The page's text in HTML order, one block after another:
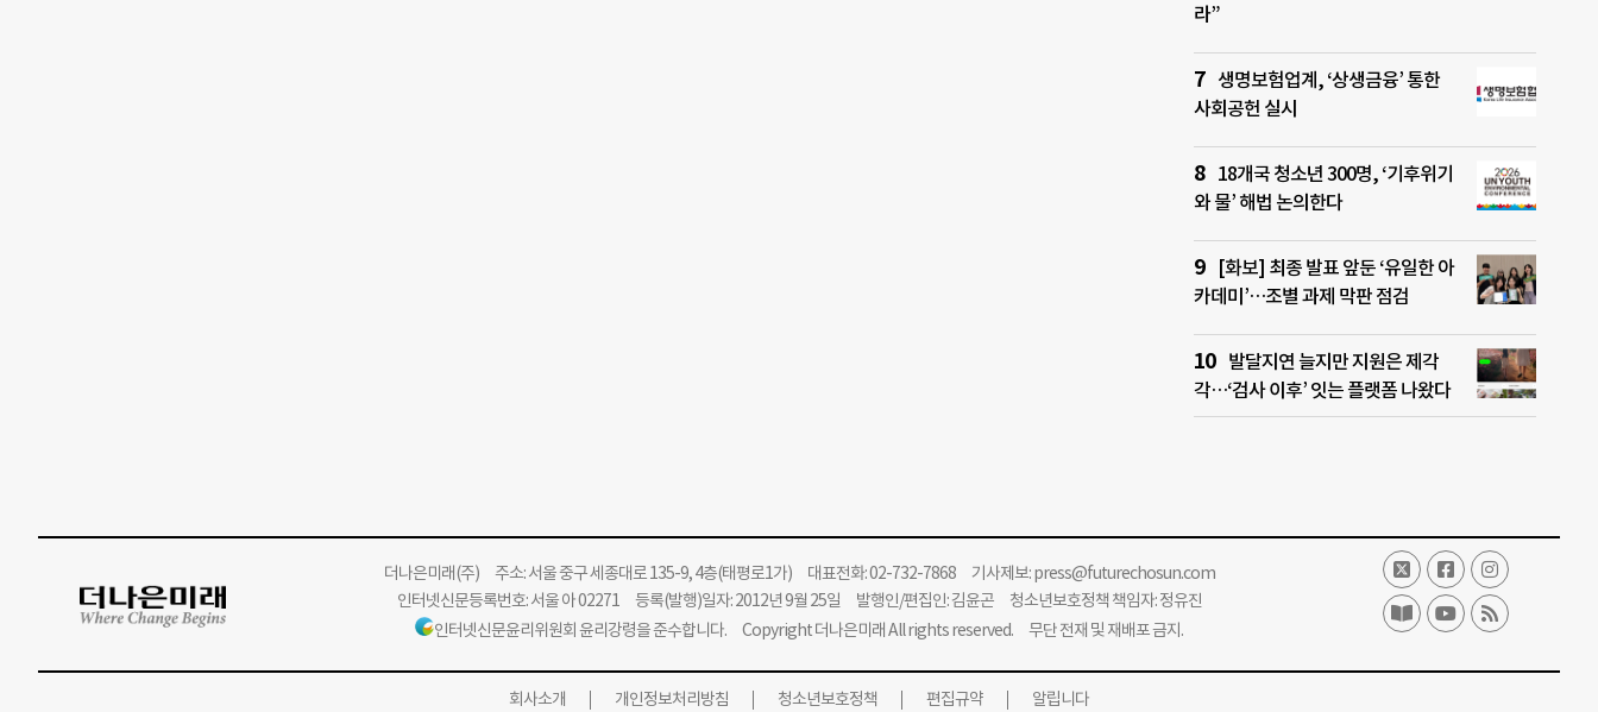
라”
생명보험업계, ‘상생금융’ 통한
사회공헌 실시
18개국 청소년 300명, ‘기후위기
와 물’ 해법 논의한다
[화보] 최종 발표 앞둔 ‘유일한 아
카데미’…조별 과제 막판 점검
발달지연 늘지만 지원은 제각
각…‘검사 이후’ 잇는 플랫폼 나왔다
더나은미래(주)주소: 서울 중구 세종대로 135-9, 4층(태평로1가) 대표전화: 02-732-7868 기사제보:press@futurechosun.com
인터넷신문등록번호: 서울 아 02271 등록(발행)일자: 2012년 9월 25일 발행인/편집인: 김윤곤 청소년보호정책 책임자: 정유진
인터넷신문윤리위원회 윤리강령을 준수합니다. Copyright 더나은미래 All rights reserved. 무단 전재 및 재배포 금지.
회사소개 개인정보처리방침 청소년보호정책 편집규약 알립니다